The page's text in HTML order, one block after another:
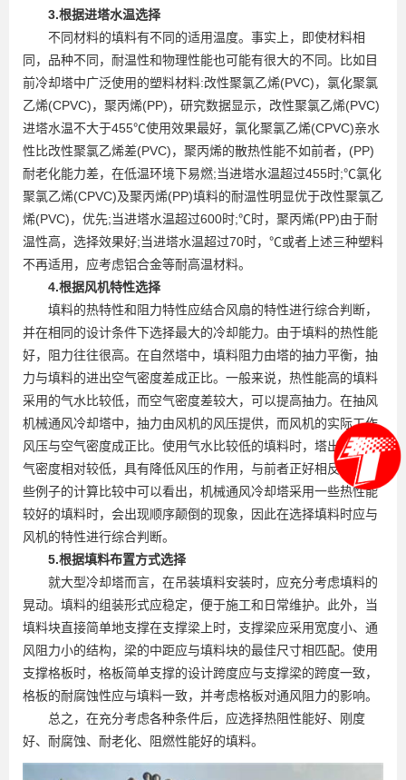
3.根据进塔水温选择
不同材料的填料有不同的适用温度。事实上，即使材料相
同，品种不同，耐温性和物理性能也可能有很大的不同。比如目
前冷却塔中广泛使用的塑料材料:改性聚氯乙烯(PVC)，氯化聚氯
乙烯(CPVC)，聚丙烯(PP)，研究数据显示，改性聚氯乙烯(PVC)
进塔水温不大于455℃使用效果最好，氯化聚氯乙烯(CPVC)亲水
性比改性聚氯乙烯差(PVC)，聚丙烯的散热性能不如前者，(PP)
耐老化能力差，在低温环境下易燃;当进塔水温超过455时;℃氯化
聚氯乙烯(CPVC)及聚丙烯(PP)填料的耐温性明显优于改性聚氯乙
烯(PVC)，优先;当进塔水温超过600时;℃时，聚丙烯(PP)由于耐
温性高，选择效果好;当进塔水温超过70时，℃或者上述三种塑料
不再适用，应考虑铝合金等耐高温材料。
4.根据风机特性选择
填料的热特性和阻力特性应结合风扇的特性进行综合判断，
并在相同的设计条件下选择最大的冷却能力。由于填料的热性能
好，阻力往往很高。在自然塔中，填料阻力由塔的抽力平衡，抽
力与填料的进出空气密度差成正比。一般来说，热性能高的填料
采用的气水比较低，而空气密度差较大，可以提高抽力。在抽风
机械通风冷却塔中，抽力由风机的风压提供，而风机的实际工作
风压与空气密度成正比。使用气水比较低的填料时，塔出口的空
气密度相对较低，具有降低风压的作用，与前者正好相反。从一
些例子的计算比较中可以看出，机械通风冷却塔采用一些热性能
较好的填料时，会出现顺序颠倒的现象，因此在选择填料时应与
风机的特性进行综合判断。
5.根据填料布置方式选择
就大型冷却塔而言，在吊装填料安装时，应充分考虑填料的
晃动。填料的组装形式应稳定，便于施工和日常维护。此外，当
填料块直接简单地支撑在支撑梁上时，支撑梁应采用宽度小、通
风阻力小的结构，梁的中距应与填料块的最佳尺寸相匹配。使用
支撑格板时，格板简单支撑的设计跨度应与支撑梁的跨度一致，
格板的耐腐蚀性应与填料一致，并考虑格板对通风阻力的影响。
总之，在充分考虑各种条件后，应选择热阻性能好、刚度
好、耐腐蚀、耐老化、阻燃性能好的填料。